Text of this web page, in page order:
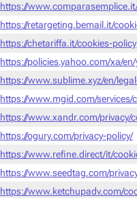
https://
https://retargeting.bemail.it/
https://chetariffa.it/cookies-policy
https://policies.yahoo.com/xa/
https://www.sublime.xyz/en/
https://www.mgid.com/services/
https://www.xandr.com/privacy/
https://ogury.com/privacy-policy/
https://www.refine.direct/it/
https://www.seedtag.com/
https://www.ketchupadv.com/